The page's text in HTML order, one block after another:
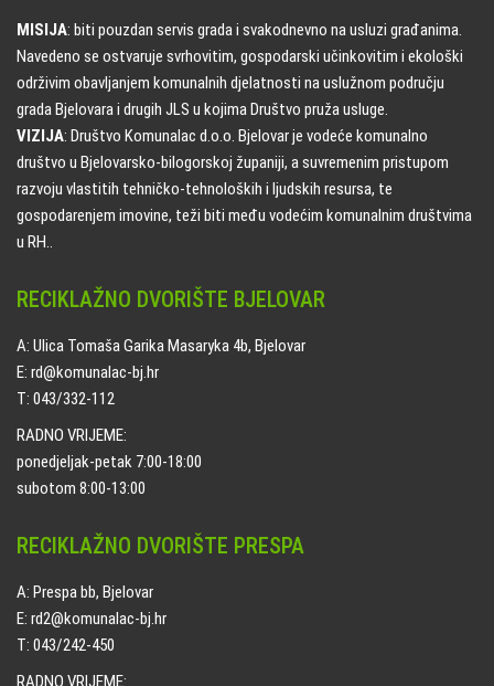
MISIJA: biti pouzdan servis grada i svakodnevno na usluzi građanima.
Navedeno se ostvaruje svrhovitim, gospodarski učinkovitim i ekološki
održivim obavljanjem komunalnih djelatnosti na uslužnom području
grada Bjelovara i drugih JLS u kojima Društvo pruža usluge.
VIZIJA: Društvo Komunalac d.o.o. Bjelovar je vodeće komunalno
društvo u Bjelovarsko-bilogorskoj županiji, a suvremenim pristupom
razvoju vlastitih tehničko-tehnoloških i ljudskih resursa, te
gospodarenjem imovine, teži biti među vodećim komunalnim društvima
u RH..
RECIKLAŽNO DVORIŠTE BJELOVAR
A: Ulica Tomaša Garika Masaryka 4b, Bjelovar
E: rd@komunalac-bj.hr
T: 043/332-112
RADNO VRIJEME:
ponedjeljak-petak 7:00-18:00
subotom 8:00-13:00
RECIKLAŽNO DVORIŠTE PRESPA
A: Prespa bb, Bjelovar
E: rd2@komunalac-bj.hr
T: 043/242-450
RADNO VRIJEME: